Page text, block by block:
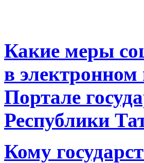
Какие меры
в
Портале
Республики
Кому